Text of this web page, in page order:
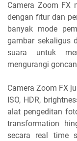
Camera Zoom FX
dengan fitur dan
banyak mode
gambar sekaligus
suara untuk
mengurangi
Camera Zoom FX
ISO, HDR,
alat pengeditan
transformation
secara real time